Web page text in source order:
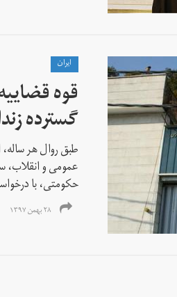
ايران
قوه‌
گسترده
طبق روال هر
عمومی و انقلاب،
حکومتی، با
۲۸ بهمن ۱۳۹۷